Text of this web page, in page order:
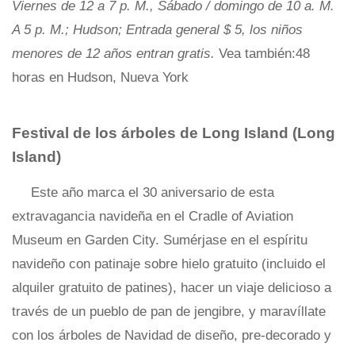
Viernes de 12 a 7 p. M., Sábado / domingo de 10 a. M.
A 5 p. M.; Hudson; Entrada general $ 5, los niños
menores de 12 años entran gratis. Vea también:48
horas en Hudson, Nueva York
Festival de los árboles de Long Island (Long
Island)
Este año marca el 30 aniversario de esta
extravagancia navideña en el Cradle of Aviation
Museum en Garden City. Sumérjase en el espíritu
navideño con patinaje sobre hielo gratuito (incluido el
alquiler gratuito de patines), hacer un viaje delicioso a
través de un pueblo de pan de jengibre, y maravíllate
con los árboles de Navidad de diseño, pre-decorado y